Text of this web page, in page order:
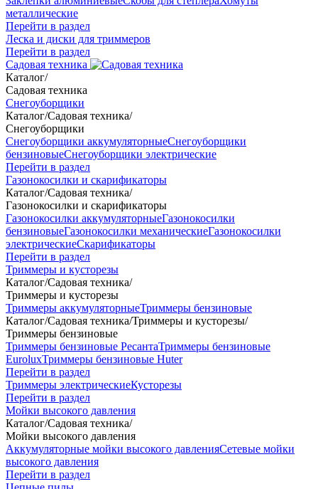
металлические
Перейти в раздел
Леска и диски для триммеров
Перейти в раздел
Садовая техника
Каталог/
Садовая техника
Снегоуборщики
Каталог/Садовая техника/
Снегоуборщики
Снегоуборщики аккумуляторныеСнегоуборщики
бензиновыеСнегоуборщики электрические
Перейти в раздел
Газонокосилки и скарификаторы
Каталог/Садовая техника/
Газонокосилки и скарификаторы
Газонокосилки аккумуляторныеГазонокосилки
бензиновыеГазонокосилки механическиеГазонокосилки
электрическиеСкарификаторы
Перейти в раздел
Триммеры и кусторезы
Каталог/Садовая техника/
Триммеры и кусторезы
Триммеры аккумуляторныеТриммеры бензиновые
Каталог/Садовая техника/Триммеры и кусторезы/
Триммеры бензиновые
Триммеры бензиновые РесантаТриммеры бензиновые
EuroluxТриммеры бензиновые Huter
Перейти в раздел
Триммеры электрическиеКусторезы
Перейти в раздел
Мойки высокого давления
Каталог/Садовая техника/
Мойки высокого давления
Аккумуляторные мойки высокого давленияСетевые мойки
высокого давления
Перейти в раздел